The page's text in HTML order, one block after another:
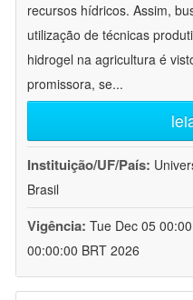
recursos hídricos. Assim,
utilização de técnicas
hidrogel na agricultura é
promissora, se...
Instituição/UF/País:
Brasil
Vigência: Tue Dec 05
00:00:00 BRT 2026